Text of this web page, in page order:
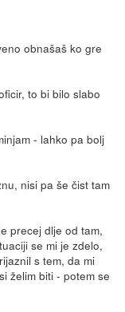
obnašaš ko gre
to bi bilo slabo
- lahko pa bolj
nisi pa še čist tam
precej dlje od tam,
se mi je zdelo,
s tem, da mi
želim biti - potem se